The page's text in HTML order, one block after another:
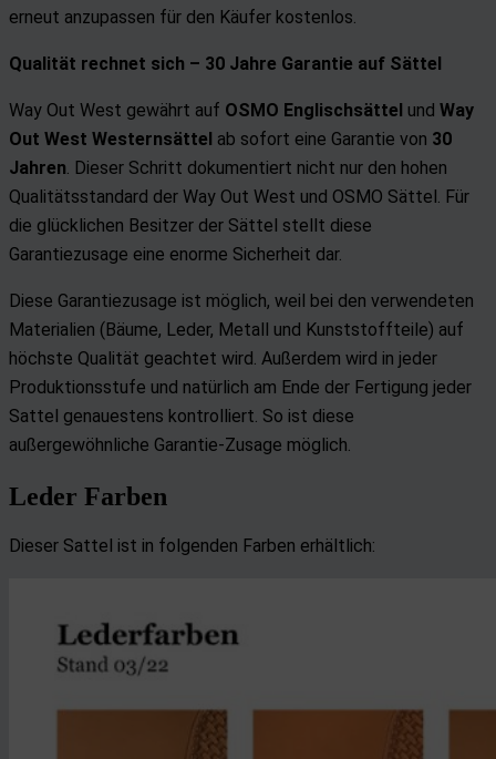
erneut anzupassen für den Käufer kostenlos.
Qualität rechnet sich – 30 Jahre Garantie auf Sättel
Way Out West gewährt auf OSMO Englischsättel und Way
Out West Westernsättel ab sofort eine Garantie von 30
Jahren . Dieser Schritt dokumentiert nicht nur den hohen
Qualitätsstandard der Way Out West und OSMO Sättel. Für
die glücklichen Besitzer der Sättel stellt diese
Garantiezusage eine enorme Sicherheit dar.
Diese Garantiezusage ist möglich, weil bei den verwendeten
Materialien (Bäume, Leder, Metall und Kunststoffteile) auf
höchste Qualität geachtet wird. Außerdem wird in jeder
Produktionsstufe und natürlich am Ende der Fertigung jeder
Sattel genauestens kontrolliert. So ist diese
außergewöhnliche Garantie-Zusage möglich.
Leder Farben
Dieser Sattel ist in folgenden Farben erhältlich: